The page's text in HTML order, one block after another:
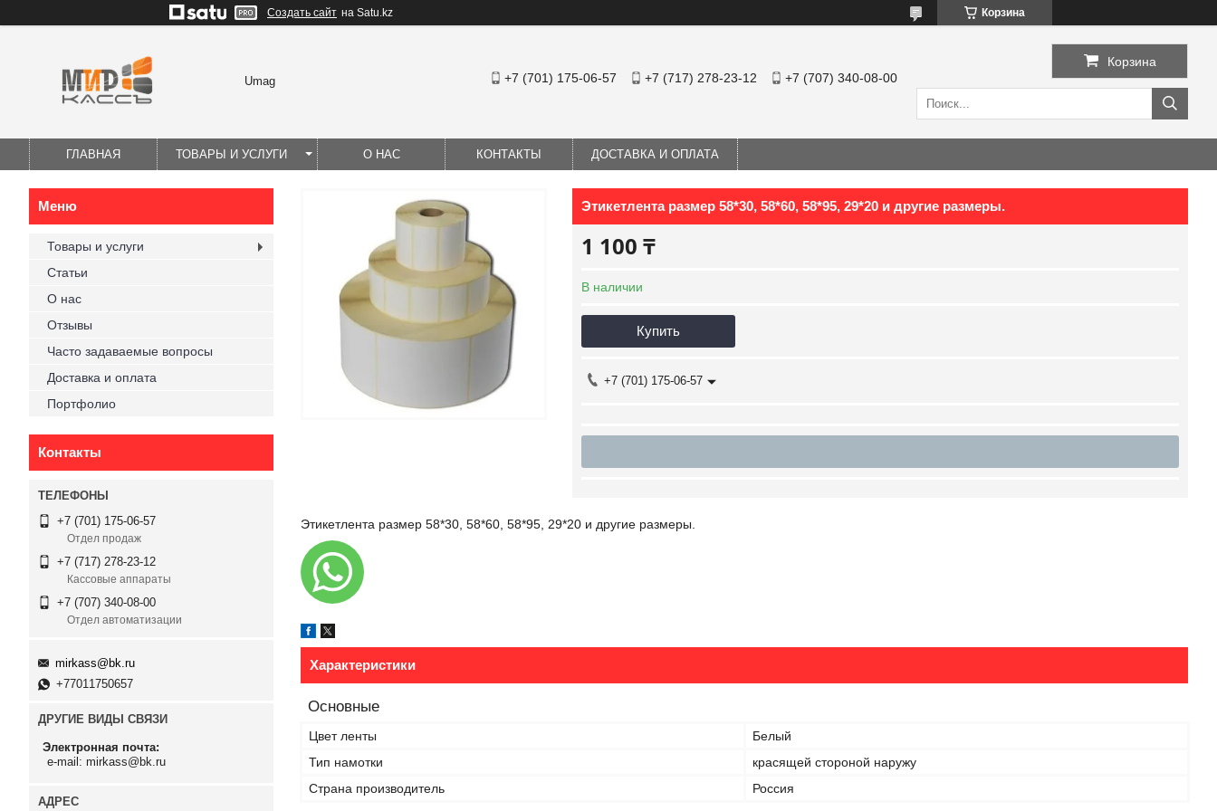
Создать сайт на Satu.kz Корзина
Umag +7 (701) 175-06-57 +7 (717) 278-23-12 +7 (707) 340-08-00
Корзина
ГЛАВНАЯ ТОВАРЫ И УСЛУГИ О НАС КОНТАКТЫ ДОСТАВКА И ОПЛАТА
Этикетлента размер 58*30, 58*60, 58*95, 29*20 и другие размеры.
1 100 ₸
В наличии
Купить
+7 (701) 175-06-57
Этикетлента размер 58*30, 58*60, 58*95, 29*20 и другие размеры.
Характеристики
Основные
Цвет ленты
Белый
Тип намотки
красящей стороной наружу
Страна производитель
Россия
Товары и услуги
Статьи
О нас
Отзывы
Часто задаваемые вопросы
Доставка и оплата
Портфолио
Контакты
+7 (701) 175-06-57
Отдел продаж
+7 (717) 278-23-12
Кассовые аппараты
+7 (707) 340-08-00
Отдел автоматизации
mirkass@bk.ru
+77011750657
ДРУГИЕ ВИДЫ СВЯЗИ
Электронная почта
e-mail: mirkass@bk.ru